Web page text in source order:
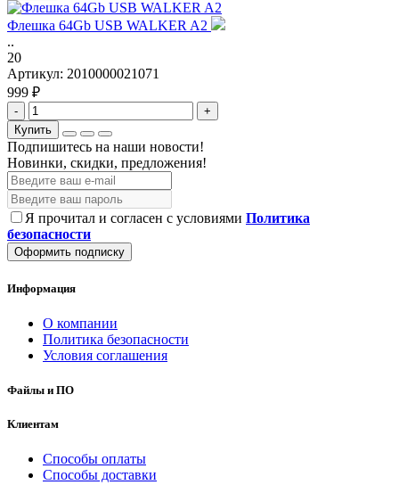
Флешка 64Gb USB WALKER A2
..
20
Артикул: 2010000021071
999 ₽
-
+
Купить
Подпишитесь на наши новости!
Новинки, скидки, предложения!
Я прочитал и согласен с условиями Политика
безопасности
Оформить подписку
Информация
О компании
Политика безопасности
Условия соглашения
Файлы и ПО
Клиентам
Способы оплаты
Способы доставки